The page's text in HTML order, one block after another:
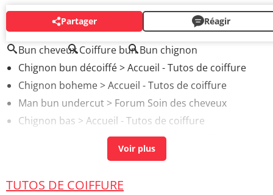
Partager Réagir
AUTOUR DU MÊME SUJET
Bun cheveux Coiffure bun Bun chignon
Chignon bun décoiffé> Accueil - Tutos de coiffure
Chignon boheme> Accueil - Tutos de coiffure
Man bun undercut > Forum Soin des cheveux
Chignon bas > Accueil - Tutos de coiffure
> Accueil - Tutos de coiffure
TUTOS DE COIFFURE